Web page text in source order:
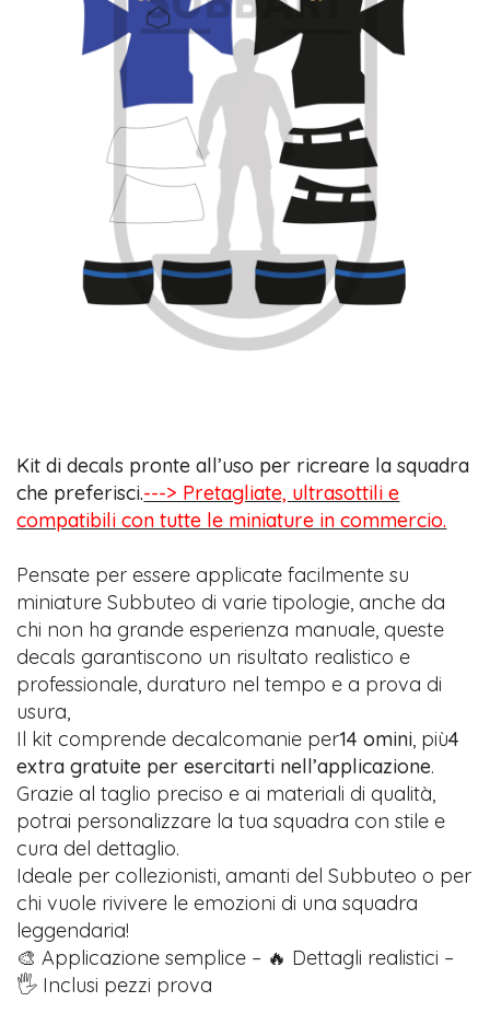
Kit di decals pronte all’uso per ricreare la squadra
che preferisci.---> Pretagliate, ultrasottili e
compatibili con tutte le miniature in commercio.
Pensate per essere applicate facilmente su
miniature Subbuteo di varie tipologie, anche da
chi non ha grande esperienza manuale, queste
decals garantiscono un risultato realistico e
professionale, duraturo nel tempo e a prova di
usura,
Il kit comprende decalcomanie per14 omini, più4
extra gratuite per esercitarti nell’applicazione.
Grazie al taglio preciso e ai materiali di qualità,
potrai personalizzare la tua squadra con stile e
cura del dettaglio.
Ideale per collezionisti, amanti del Subbuteo o per
chi vuole rivivere le emozioni di una squadra
leggendaria!
🎨 Applicazione semplice – 🔥 Dettagli realistici –
🖐️ Inclusi pezzi prova